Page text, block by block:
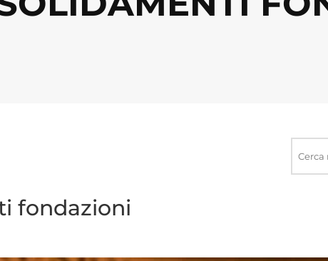
fondazioni